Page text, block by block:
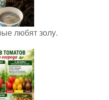
любят золу.